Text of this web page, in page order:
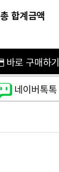
총 합계금액
바로 구매하기
네이버톡톡